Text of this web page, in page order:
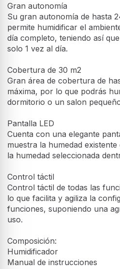
Gran autonomía
Su gran autonomía de hasta
permite humidificar el
día completo, teniendo así
solo 1 vez al día.
Cobertura de 30 m2
Gran área de cobertura de
máxima, por lo que podrás
dormitorio o un salon
Pantalla LED
Cuenta con una elegante
muestra la humedad
la humedad seleccionada
Control táctil
Control táctil de todas las
lo que facilita y agiliza la
funciones, suponiendo una
uso.
Composición:
Humidificador
Manual de instrucciones